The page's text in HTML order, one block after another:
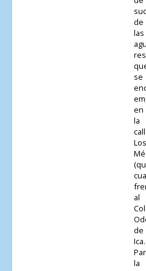
de
las
se
en
la
Los
al
de
Ica.
la